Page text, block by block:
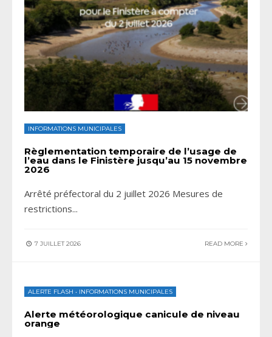
INFORMATIONS MUNICIPALES
Règlementation temporaire de l’usage de
l’eau dans le Finistère jusqu’au 15 novembre
2026
Arrêté préfectoral du 2 juillet 2026 Mesures de
restrictions...
7 JUILLET 2026 READ MORE
ALERTE FLASH • INFORMATIONS MUNICIPALES
Alerte météorologique canicule de niveau
orange